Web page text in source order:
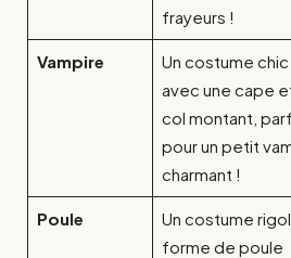
frayeurs !
Vampire
Un costume chic
avec une cape
col montant,
pour un petit
charmant !
Poule
Un costume
forme de poule